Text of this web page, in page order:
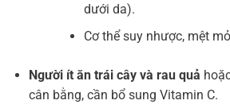
dưới da).
Cơ thể suy nhược, mệt
Người ít ăn trái cây và rau quả
cân bằng, cần bổ sung Vitamin C.